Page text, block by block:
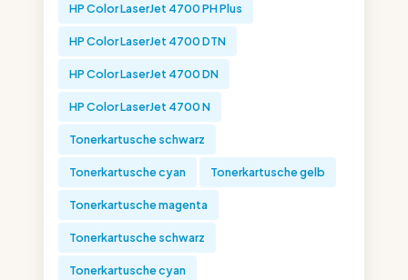
HP Color LaserJet 4700 PH Plus
HP Color LaserJet 4700 DTN
HP Color LaserJet 4700 DN
HP Color LaserJet 4700 N
Tonerkartusche schwarz
Tonerkartusche cyan Tonerkartusche gelb
Tonerkartusche magenta
Tonerkartusche schwarz
Tonerkartusche cyan